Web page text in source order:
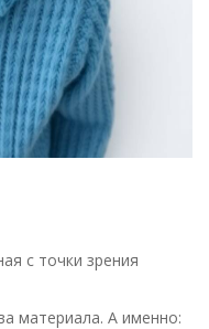
с точки зрения
материала. А именно: